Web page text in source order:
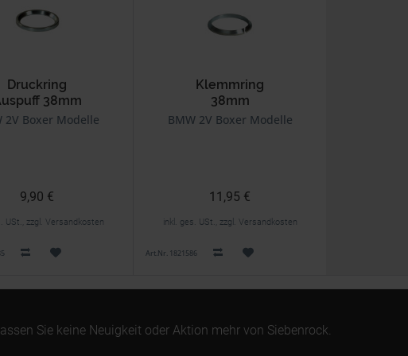
Basic
Druckring
38mm
2V Boxer Modelle
9,90 €
USt., zzgl. Versandkosten
Klemmring
38mm
BMW 2V Boxer Modelle
11,95 €
inkl. ges. USt., zzgl. Versandkosten
Art.Nr. 1821586
Sie keine Neuigkeit oder Aktion mehr von Siebenrock.